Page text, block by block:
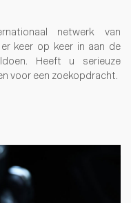
netwerk van
keer op keer in aan de
Heeft u serieuze
voor een zoekopdracht.